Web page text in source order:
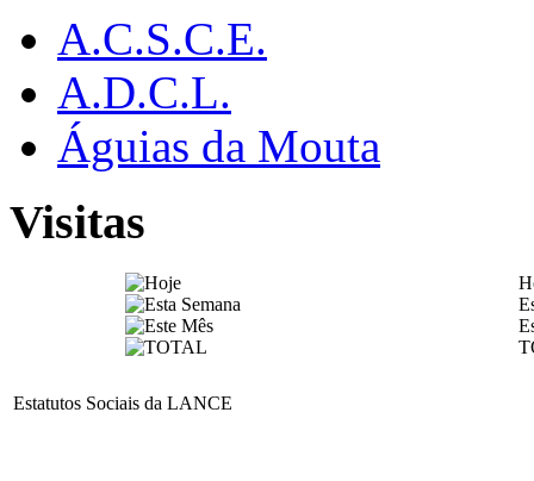
A.C.S.C.E.
A.D.C.L.
Águias da Mouta
Visitas
Estatutos Sociais da LANCE